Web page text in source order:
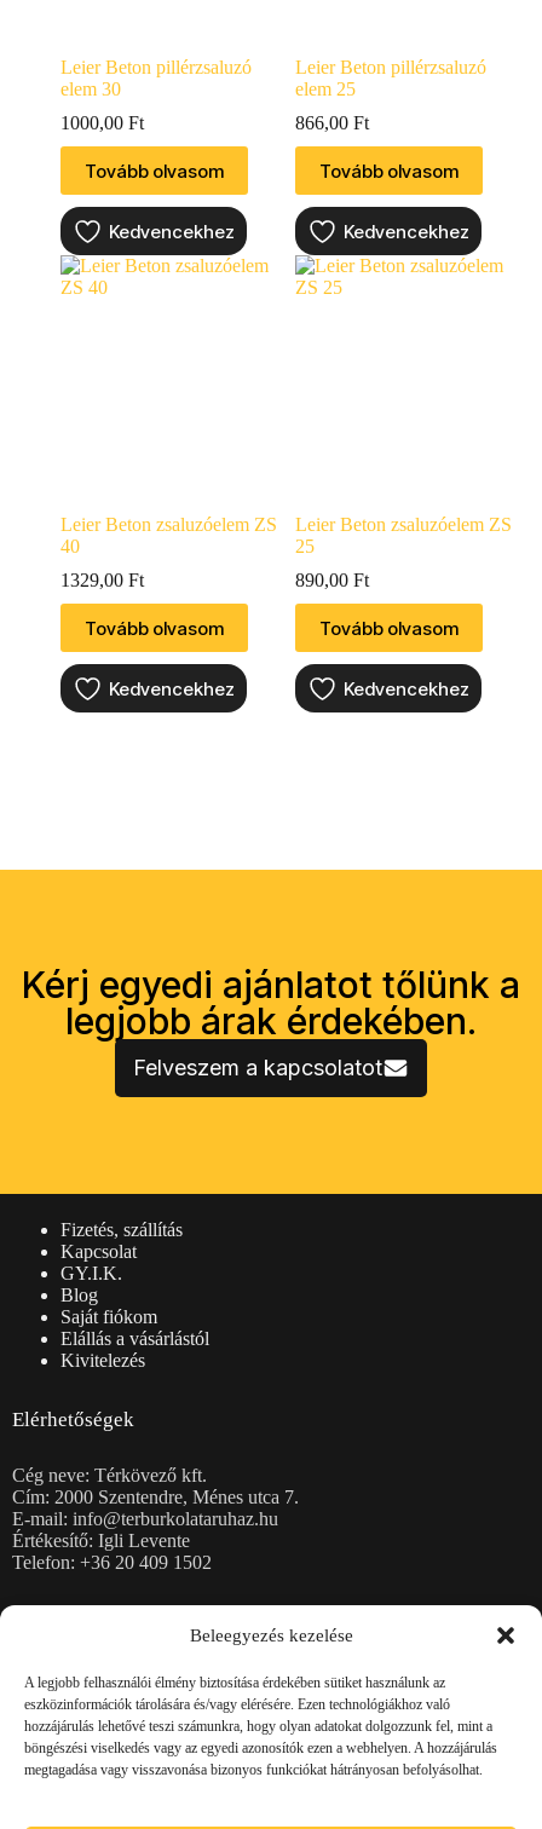
Beleegyezés kezelése
A legjobb felhasználói élmény biztosítása érdekében sütiket használunk az
eszközinformációk tárolására és/vagy elérésére. Ezen technológiákhoz való
hozzájárulás lehetővé teszi számunkra, hogy olyan adatokat dolgozzunk fel, mint a
böngészési viselkedés vagy az egyedi azonosítók ezen a webhelyen. A hozzájárulás
megtagadása vagy visszavonása bizonyos funkciókat hátrányosan befolyásolhat.
Leier Beton pillérzsaluzó
elem 30
1000,00 Ft
Tovább olvasom
Kedvencekhez
Leier Beton pillérzsaluzó
elem 25
866,00 Ft
Tovább olvasom
Kedvencekhez
Leier Beton zsaluzóelem ZS
40
1329,00 Ft
Tovább olvasom
Kedvencekhez
Leier Beton zsaluzóelem ZS
25
890,00 Ft
Tovább olvasom
Kedvencekhez
Kérj egyedi ajánlatot tőlünk a
legjobb árak érdekében.
Felveszem a kapcsolatot
Fizetés, szállítás
Kapcsolat
GY.I.K.
Blog
Saját fiókom
Elállás a vásárlástól
Kivitelezés
Elérhetőségek
Cég neve: Térkövező kft.
Cím: 2000 Szentendre, Ménes utca 7.
E-mail: info@terburkolataruhaz.hu
Értékesítő: Igli Levente
Telefon: +36 20 409 1502
Kerítéskövek, fedlapok
Rézsűkő, Lépcsőblokkok, Kerti támfalelemek
Magaságyások
Szegélykövek
Zsalukövek